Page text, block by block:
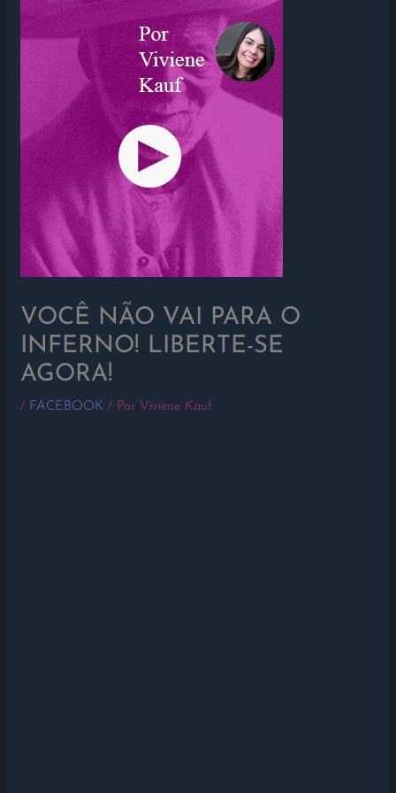
VOCÊ NÃO VAI PARA O
INFERNO! LIBERTE-SE
AGORA!
/ FACEBOOK / Por Viviene Kauf